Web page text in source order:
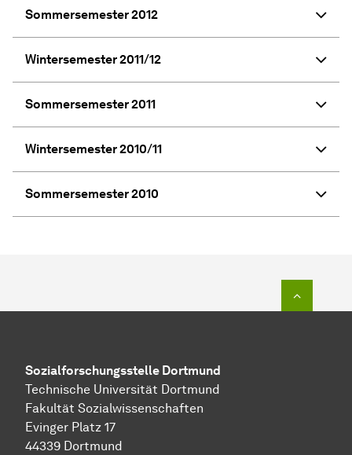
Sommersemester 2012
Wintersemester 2011/12
Sommersemester 2011
Wintersemester 2010/11
Sommersemester 2010
Sozial­forschungs­stelle Dortmund
Technische Universität Dortmund
Fakultät Sozialwissenschaften
Evinger Platz 17
44339 Dortmund